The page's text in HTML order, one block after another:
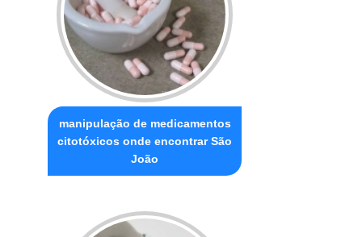
manipulação de medicamentos
citotóxicos onde encontrar São
João